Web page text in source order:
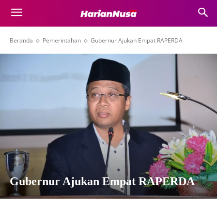
Beranda Pemerintahan Gubernur Ajukan Empat RAPERDA
Gubernur Ajukan Empat RAPERDA